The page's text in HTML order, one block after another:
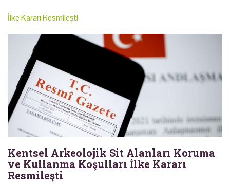
İlke Kararı Resmileşti
Kentsel Arkeolojik Sit Alanları Koruma
ve Kullanma Koşulları İlke Kararı
Resmileşti